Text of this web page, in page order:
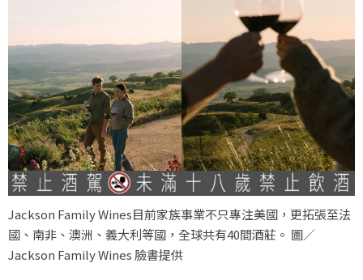
Jackson Family Wines目前家族事業不只專注美國，更拓張至法
國、南非、澳洲、義大利等國，全球共有40間酒莊。 圖／
Jackson Family Wines 臉書提供